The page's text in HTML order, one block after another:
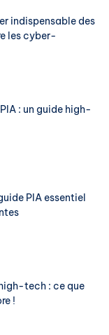
indispensable des
les cyber-
: un guide high-
PIA essentiel
tech : ce que
!